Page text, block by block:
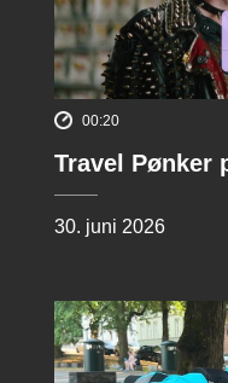
00:20
Travel Pønker
30. juni 2026